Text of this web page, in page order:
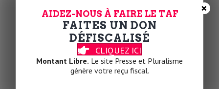
être exclua prioridu grand œuvre
dont l’Europe a besoin.
Or, la gauche a aujourd’hui un cadre de
rassemblement (la Nupes) et un ensemble de
AIDEZ-NOUS À FAIRE LE TAF
FAITES UN DON
DÉFISCALISÉ
CLIQUEZ ICI
Montant Libre. Le site Presse et Pluralisme
génère votre reçu fiscal.
×